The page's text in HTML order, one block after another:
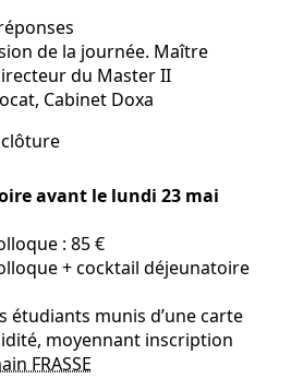
de la journée. Maître
du Master II
Cabinet Doxa
clôture
avant le lundi 23 mai
: 85 €
+ cocktail déjeunatoire
étudiants munis d’une carte
moyennant inscription
FRASSE